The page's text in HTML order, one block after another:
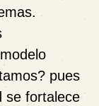
pues
se fortalece